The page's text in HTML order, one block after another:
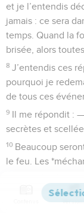
et je l’entendis
jamais : ce sera
temps. Quand la
brisée, alors
8 J’entendis ces
pourquoi je
de tous ces
9 Il me répondit :
secrètes et
10 Beaucoup
le feu. Les
du discernement